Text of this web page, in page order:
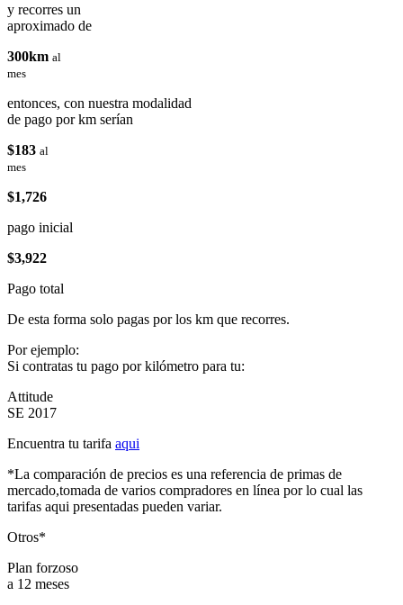
y recorres un
aproximado de
300km al
mes
entonces, con nuestra modalidad
de pago por km serían
$183 al
mes
$1,726
pago inicial
$3,922
Pago total
De esta forma solo pagas por los km que recorres.
Por ejemplo:
Si contratas tu pago por kilómetro para tu:
Attitude
SE 2017
Encuentra tu tarifa aqui
*La comparación de precios es una referencia de primas de
mercado,tomada de varios compradores en línea por lo cual las
tarifas aqui presentadas pueden variar.
Otros*
Plan forzoso
a 12 meses